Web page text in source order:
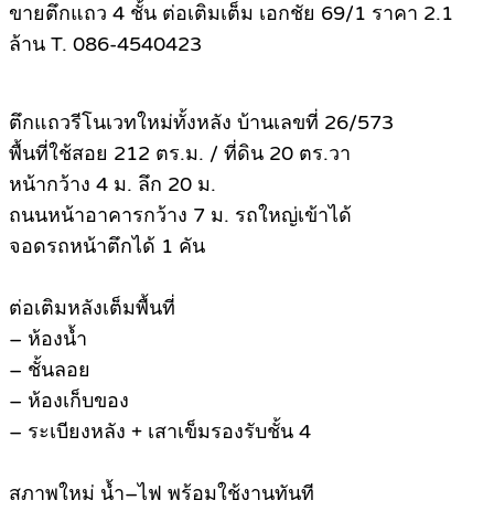
ขายตึกแถว 4 ชั้น ต่อเติมเต็ม เอกชัย 69/1 ราคา 2.1
ล้าน T. 086-4540423
ตึกแถวรีโนเวทใหม่ทั้งหลัง บ้านเลขที่ 26/573
พื้นที่ใช้สอย 212 ตร.ม. / ที่ดิน 20 ตร.วา
หน้ากว้าง 4 ม. ลึก 20 ม.
ถนนหน้าอาคารกว้าง 7 ม. รถใหญ่เข้าได้
จอดรถหน้าตึกได้ 1 คัน
ต่อเติมหลังเต็มพื้นที่
– ห้องน้ำ
– ชั้นลอย
– ห้องเก็บของ
– ระเบียงหลัง + เสาเข็มรองรับชั้น 4
สภาพใหม่ น้ำ–ไฟ พร้อมใช้งานทันที